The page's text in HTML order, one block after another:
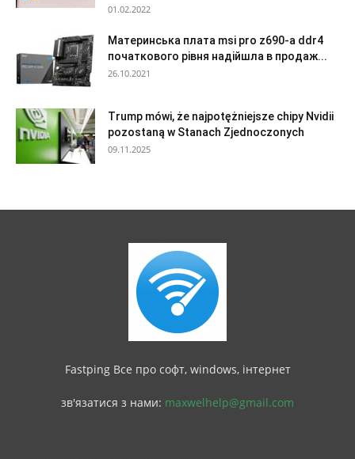
01.02.2022
Материнська плата msi pro z690-a ddr4
початкового рівня надійшла в продаж...
26.10.2021
Trump mówi, że najpotężniejsze chipy Nvidii
pozostaną w Stanach Zjednoczonych
09.11.2025
Fastping Все про софт, windows, інтернет
зв'язатися з нами: maxwelhelp@gmail.com